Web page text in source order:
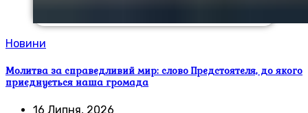
Новини
Молитва за справедливий мир: слово Предстоятеля, до якого
приєднується наша громада
16 Липня, 2026